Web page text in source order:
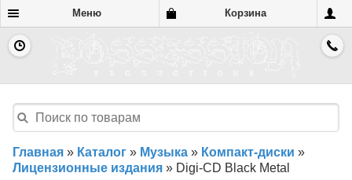
Меню Корзина
Главная » Каталог » Музыка » Компакт-диски »
Лицензионные издания » Digi-CD Black Metal